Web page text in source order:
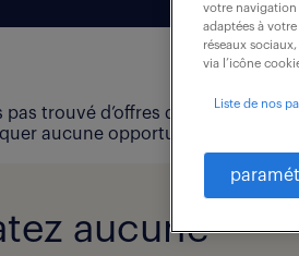
pas trouvé d’offres d’emploi qui
aucune opportunité !
aucune
votre navigation
adaptées à
réseaux
via l’icône
Liste de nos